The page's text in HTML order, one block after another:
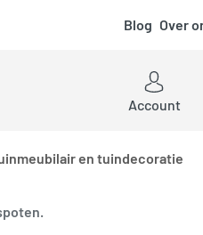
Blog Over
Account
en tuindecoratie